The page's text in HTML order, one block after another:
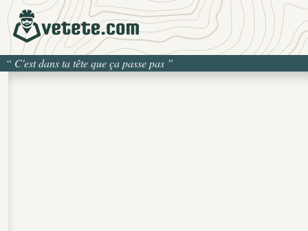
“ C'est dans ta tête que ça passe pas ”